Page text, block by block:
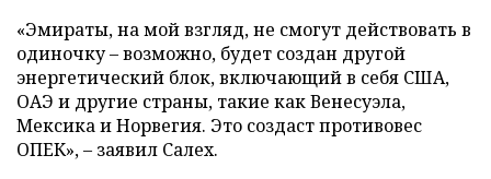
«Эмираты, на мой взгляд, не смогут действовать в
одиночку – возможно, будет создан другой
энергетический блок, включающий в себя США,
ОАЭ и другие страны, такие как Венесуэла,
Мексика и Норвегия. Это создаст противовес
ОПЕК», – заявил Салех.